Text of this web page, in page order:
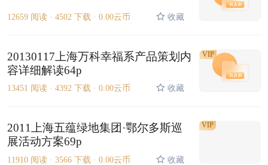
12659 阅读 · 4502 下载 · 0.00云币 收藏
20130117上海万科幸福系产品策划内
容详细解读64p
13451 阅读 · 4392 下载 · 0.00云币 收藏
VIP
2011上海五蕴绿地集团·鄂尔多斯巡
展活动方案69p
11910 阅读 · 3566 下载 · 0.00云币 收藏
VIP